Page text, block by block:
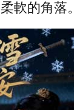
軟的角落。